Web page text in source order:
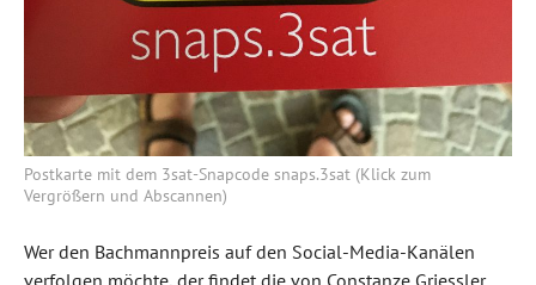
Postkarte mit dem 3sat-Snapcode snaps.3sat (Klick zum
Vergrößern und Abscannen)
Wer den Bachmannpreis auf den Social-Media-Kanälen
verfolgen möchte, der findet die von Constanze Griessler